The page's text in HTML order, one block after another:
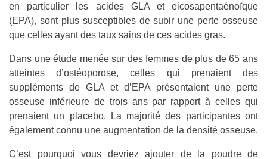
en particulier les acides GLA et eicosapentaénoïque
(EPA), sont plus susceptibles de subir une perte osseuse
que celles ayant des taux sains de ces acides gras.
Dans une étude menée sur des femmes de plus de 65 ans
atteintes d’ostéoporose, celles qui prenaient des
suppléments de GLA et d’EPA présentaient une perte
osseuse inférieure de trois ans par rapport à celles qui
prenaient un placebo. La majorité des participantes ont
également connu une augmentation de la densité osseuse.
C’est pourquoi vous devriez ajouter de la poudre de